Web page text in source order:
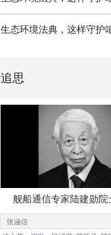
生态环境法典，这样守护
追思
舰船通信专家陆建勋院